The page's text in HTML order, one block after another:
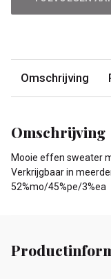
Omschrijving
Omschrijving
Mooie effen sweater
Verkrijgbaar in
52%mo/45%pe/3%ea